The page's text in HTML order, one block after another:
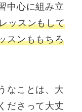
中心に組み立
ッスンもして
スンももちろ
なことは、大
ださって大丈